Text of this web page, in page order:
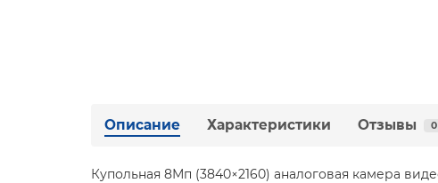
Описание Характеристики Отзывы 0
Купольная 8Мп (3840×2160) аналоговая камера